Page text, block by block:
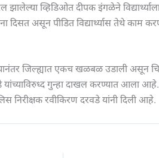
व्हिडिओत दीपक इंगळेने
दिसत असून पीडित विद्यार्थ्यास तेथे काम
जिल्ह्यात एकच खळबळ उडाली असून
गुन्हा दाखल करण्यात आला आहे.
निरीक्षक रवीकिरण दरवडे यांनी दिली आहे.